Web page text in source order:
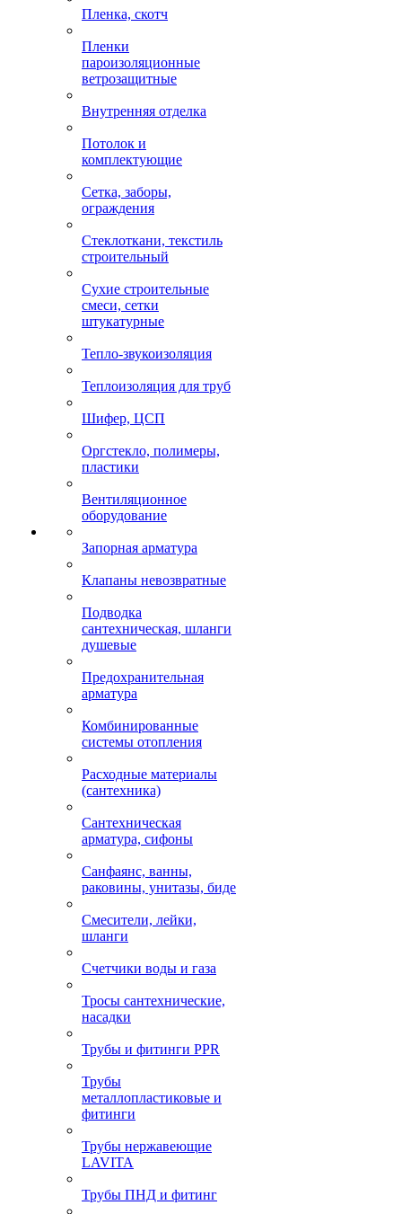
Пленка, скотч
Пленки
пароизоляционные
ветрозащитные
Внутренняя отделка
Потолок и
комплектующие
Сетка, заборы,
ограждения
Стеклоткани, текстиль
строительный
Сухие строительные
смеси, сетки
штукатурные
Тепло-звукоизоляция
Теплоизоляция для труб
Шифер, ЦСП
Оргстекло, полимеры,
пластики
Вентиляционное
оборудование
Запорная арматура
Клапаны невозвратные
Подводка
сантехническая, шланги
душевые
Предохранительная
арматура
Комбинированные
системы отопления
Расходные материалы
(сантехника)
Сантехническая
арматура, сифоны
Санфаянс, ванны,
раковины, унитазы, биде
Смесители, лейки,
шланги
Счетчики воды и газа
Тросы сантехнические,
насадки
Трубы и фитинги PPR
Трубы
металлопластиковые и
фитинги
Трубы нержавеющие
LAVITA
Трубы ПНД и фитинг